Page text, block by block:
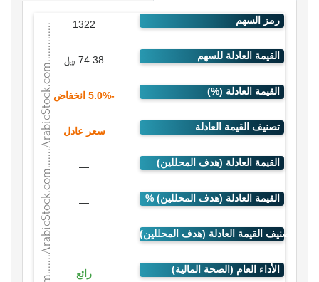
1322
74.38 ﷼
-5.0% انخفاض
سعر عادل
—
—
—
رائع